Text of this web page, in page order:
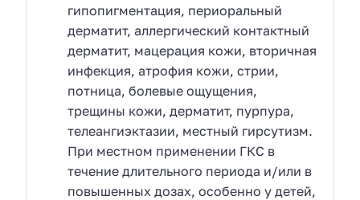
гипопигментация, периоральный
дерматит, аллергический контактный
дерматит, мацерация кожи, вторичная
инфекция, атрофия кожи, стрии,
потница, болевые ощущения,
трещины кожи, дерматит, пурпура,
телеангиэктазии, местный гирсутизм.
При местном применении ГКС в
течение длительного периода и/или в
повышенных дозах, особенно у детей,